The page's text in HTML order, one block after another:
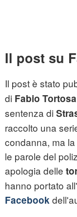
Il post su
Il post è stato
di Fabio Tortosa
sentenza di
raccolto una
condanna, ma
le parole del
apologia delle
hanno portato
Facebook